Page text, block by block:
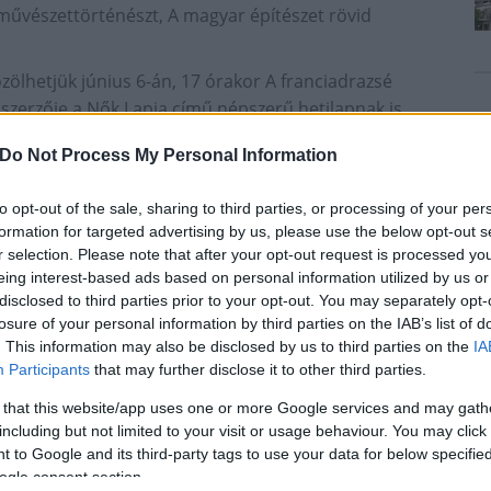
Do Not Process My Personal Information
opt-out of the sale, sharing to third parties, or processing of your
for targeted advertising by us, please use the below opt-out
selection. Please note that after your opt-out request is processed
interest-based ads based on personal information utilized by us
to third parties prior to your opt-out. You may separately
of your personal information by third parties on the IAB’s list of
This information may also be disclosed by us to third parties on the
Participants that may further disclose it to other third parties.
that this website/app uses one or more Google services and may
but not limited to your visit or usage behaviour. You may
to Google and its third-party tags to use your data for below
consent section.
A magyar építészet rövid
június 6-án, 17 órakor A franciadrazsé
a Nők Lapja című népszerű hetilapnak is,
június 13-án, a Központi Könyvtár Olvasótermében
vágyik az ember a jóra?
István székesfehérvári irodalomtörténész
7-én, 18 órakor pedig a Központi Könyvtár
Előddel találkozhatnak az érdeklődők.
téren június 8-án pénteken 15-től 20 óráig egymást
kínálatukat az árkádok alatt, és megnyílik
világrekorder kajakos, akinek hétméteres
az olvasók: a szerző Orgia, valamint
pedig Kepes András újságíró, író,
előadást VilágKép címmel.